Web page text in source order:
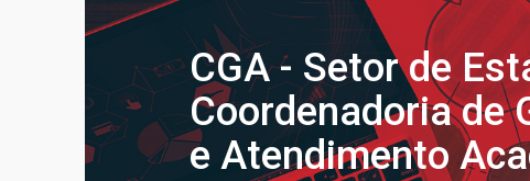
CGA - Setor de
Coordenadoria de
e Atendimento